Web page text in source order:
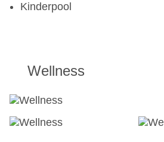
Kinderpool
Wellness